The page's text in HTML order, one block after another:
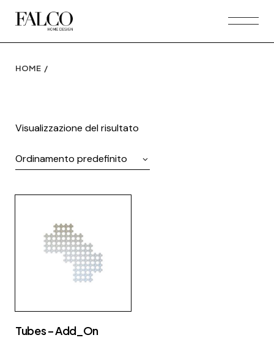
HOME
Visualizzazione del risultato
Ordinamento predefinito
Tubes – Add_On